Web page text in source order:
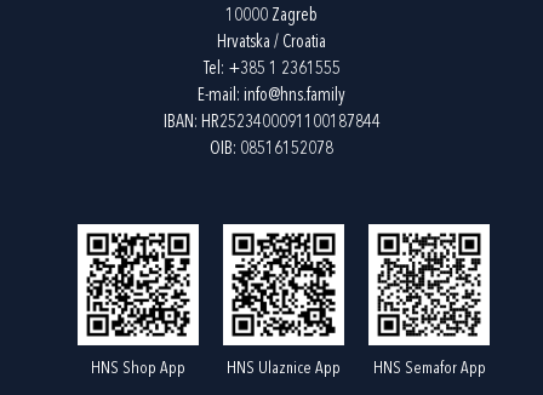
10000 Zagreb
Hrvatska / Croatia
Tel: +385 1 2361555
E-mail: info@hns.family
IBAN: HR2523400091100187844
OIB: 08516152078
HNS Shop App HNS Ulaznice App HNS Semafor App